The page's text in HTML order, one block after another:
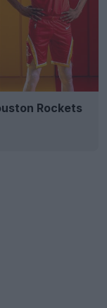
Rockets